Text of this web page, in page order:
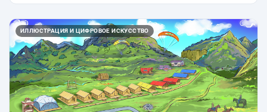
ИЛЛЮСТРАЦИЯ И ЦИФРОВОЕ ИСКУССТВО